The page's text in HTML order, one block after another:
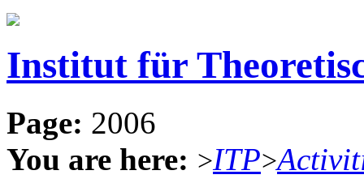
Institut für
Page: 2006
You are here: >ITP>